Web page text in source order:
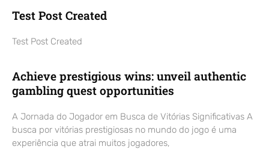
Test Post Created
Test Post Created
Achieve prestigious wins: unveil authentic
gambling quest opportunities
A Jornada do Jogador em Busca de Vitórias Significativas A
busca por vitórias prestigiosas no mundo do jogo é uma
experiência que atrai muitos jogadores,